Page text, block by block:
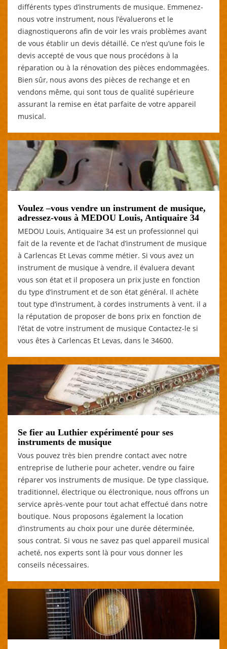
différents types d’instruments de musique. Emmenez-
nous votre instrument, nous l’évaluerons et le
diagnostiquerons afin de voir les vrais problèmes avant
de vous établir un devis détaillé. Ce n’est qu’une fois le
devis accepté de vous que nous procédons à la
réparation ou à la rénovation des pièces endommagées.
Bien sûr, nous avons des pièces de rechange et en
vendons même, qui sont tous de qualité supérieure
assurant la remise en état parfaite de votre appareil
musical.
Voulez –vous vendre un instrument de musique,
adressez-vous à MEDOU Louis, Antiquaire 34
MEDOU Louis, Antiquaire 34 est un professionnel qui
fait de la revente et de l’achat d’instrument de musique
à Carlencas Et Levas comme métier. Si vous avez un
instrument de musique à vendre, il évaluera devant
vous son état et il proposera un prix juste en fonction
du type d’instrument et de son état général. Il achète
tout type d’instrument, à cordes instruments à vent. il a
la réputation de proposer de bons prix en fonction de
l’état de votre instrument de musique Contactez-le si
vous êtes à Carlencas Et Levas, dans le 34600.
Se fier au Luthier expérimenté pour ses
instruments de musique
Vous pouvez très bien prendre contact avec notre
entreprise de lutherie pour acheter, vendre ou faire
réparer vos instruments de musique. De type classique,
traditionnel, électrique ou électronique, nous offrons un
service après-vente pour tout achat effectué dans notre
boutique. Nous proposons également la location
d’instruments au choix pour une durée déterminée,
sous contrat. Si vous ne savez pas quel appareil musical
acheté, nos experts sont là pour vous donner les
conseils nécessaires.